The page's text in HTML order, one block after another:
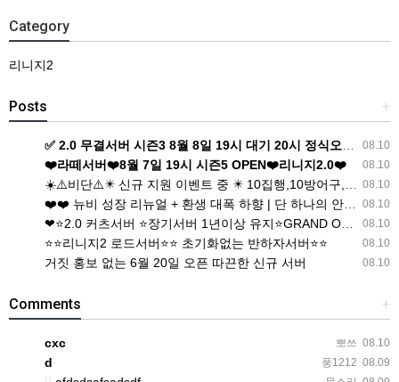
Category
리니지2
+
Posts
08.10
✅ 2.0 무결서버 시즌3 8월 8일 19시 대기 20시 정식오픈!!!✅
08.10
❤️라떼서버❤️8월 7일 19시 시즌5 OPEN❤️리니지2.0❤️
08.10
☀️⚠️비단⚠️✴️ 신규 지원 이벤트 중 ✴️ 10집행,10방어구,8악세 출발❗️⚠️☀️
08.10
❤️❤️ 뉴비 성장 리뉴얼 + 환생 대폭 하향 | 단 하나의 안정형 롱런 서버 [ 반하자 ] ❤️❤️
08.10
❤⭐️2.0 커츠서버 ⭐️장기서버 1년이상 유지⭐️GRAND OPEN⭐❤
08.10
⭐️⭐️리니지2 로드서버⭐️⭐️ 초기화없는 반하자서버⭐️⭐️
08.10
거짓 홍보 없는 6월 20일 오픈 따끈한 신규 서버
+
Comments
뽀쓰 08.10
cxc
풍1212 08.09
d